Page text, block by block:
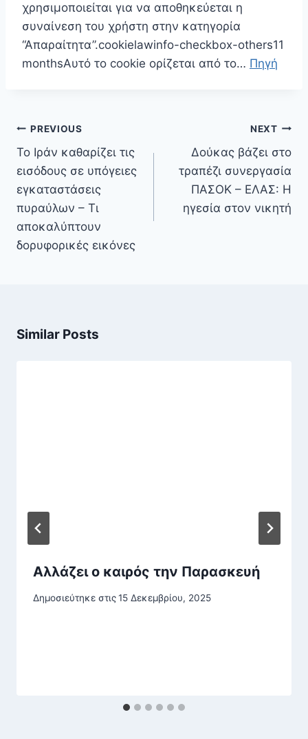
χρησιμοποιείται για να αποθηκεύεται η
συναίνεση του χρήστη στην κατηγορία
“Απαραίτητα”.cookielawinfo-checkbox-others11
monthsΑυτό το cookie ορίζεται από το… Πηγή
Πλοήγηση
άρθρων
PREVIOUS
Το Ιράν καθαρίζει τις
εισόδους σε υπόγειες
εγκαταστάσεις
πυραύλων – Τι
αποκαλύπτουν
δορυφορικές εικόνες
NEXT
Δούκας βάζει στο
τραπέζι συνεργασία
ΠΑΣΟΚ – ΕΛΑΣ: Η
ηγεσία στον νικητή
Similar Posts
Αλλάζει ο καιρός την Παρασκευή
Δημοσιεύτηκε στις15 Δεκεμβρίου, 2025